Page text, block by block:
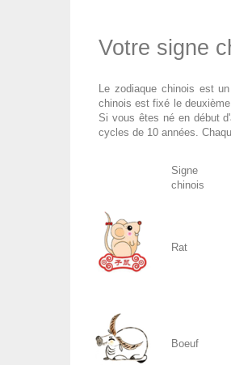
Votre signe
Le zodiaque chinois est
chinois est fixé le
Si vous êtes né en début
cycles de 10 années.
Signe
chinois
Rat
Boeuf